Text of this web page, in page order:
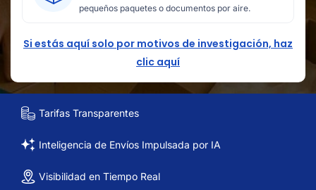
pequeños paquetes o documentos por aire.
Si estás aquí solo por motivos de investigación, haz
clic aquí
Tarifas Transparentes
Inteligencia de Envíos Impulsada por IA
Visibilidad en Tiempo Real